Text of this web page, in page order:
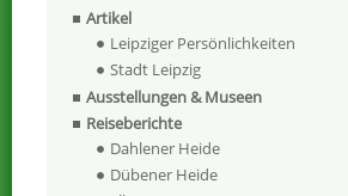
Artikel
Leipziger Persönlichkeiten
Stadt Leipzig
Ausstellungen & Museen
Reiseberichte
Dahlener Heide
Dübener Heide